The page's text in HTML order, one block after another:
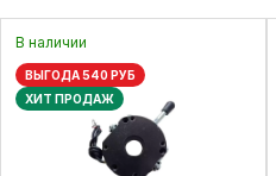
В наличии
ВЫГОДА 540 РУБ
ХИТ ПРОДАЖ